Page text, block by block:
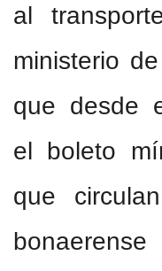
al
ministerio
que desde
el boleto
que